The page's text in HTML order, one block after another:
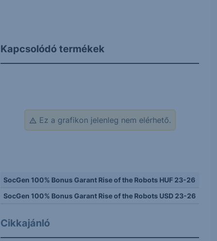
Kapcsolódó termékek
Ez a grafikon jelenleg nem elérhető.
SocGen 100% Bonus Garant Rise of the Robots HUF 23-26
SocGen 100% Bonus Garant Rise of the Robots USD 23-26
Cikkajánló